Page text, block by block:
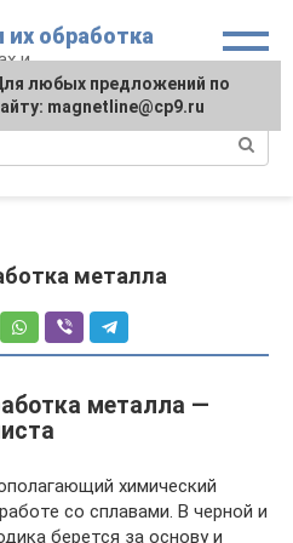
обработка
и
металла
металла —
химический
со сплавами. В черной и
берется за основу и
любых предложений по
magnetline@cp9.ru